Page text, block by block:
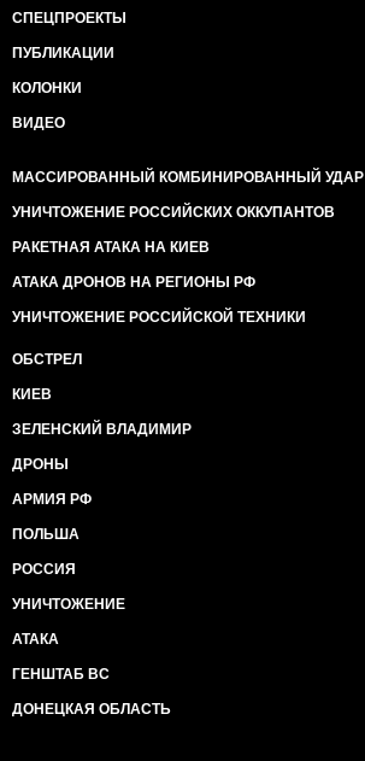
СПЕЦПРОЕКТЫ
ПУБЛИКАЦИИ
КОЛОНКИ
ВИДЕО
МАССИРОВАННЫЙ КОМБИНИРОВАННЫЙ УДАР
УНИЧТОЖЕНИЕ РОССИЙСКИХ ОККУПАНТОВ
РАКЕТНАЯ АТАКА НА КИЕВ
АТАКА ДРОНОВ НА РЕГИОНЫ РФ
УНИЧТОЖЕНИЕ РОССИЙСКОЙ ТЕХНИКИ
ОБСТРЕЛ
КИЕВ
ЗЕЛЕНСКИЙ ВЛАДИМИР
ДРОНЫ
АРМИЯ РФ
ПОЛЬША
РОССИЯ
УНИЧТОЖЕНИЕ
АТАКА
ГЕНШТАБ ВС
ДОНЕЦКАЯ ОБЛАСТЬ